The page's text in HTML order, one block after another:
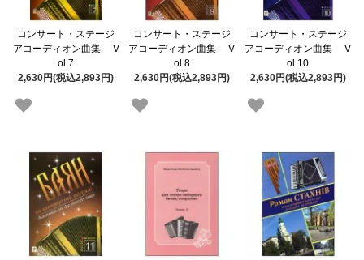
コンサート・ステージ
アコーディオン曲集 V
ol.7
2,630円(税込2,893円)
コンサート・ステージ
アコーディオン曲集 V
ol.8
2,630円(税込2,893円)
コンサート・ステージ
アコーディオン曲集 V
ol.10
2,630円(税込2,893円)